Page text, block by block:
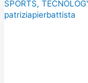
SPORTS,
patriziapierbattista